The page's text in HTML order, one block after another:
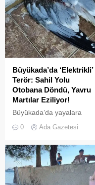
Büyükada’da ‘Elektrikli’
Terör: Sahil Yolu
Otobana Döndü, Yavru
Martılar Eziliyor!
Büyükada’da yayalara
tanımaz elektrikli araç
ölüm yoluna dönüştü.
Denetimsizliğin ve aşırı
hızın son kurbanları ise
beslenmek için sahile inen
0 Ada Gazetesi